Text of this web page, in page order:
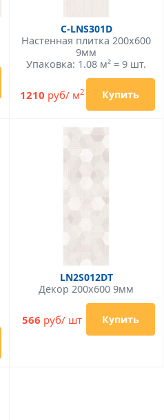
C-LNS301D
Настенная плитка 200x600
9мм
Упаковка: 1.08 м² = 9 шт.
1210 руб/ м2 Купить
LN2S012DT
Декор 200x600 9мм
566 руб/ шт Купить